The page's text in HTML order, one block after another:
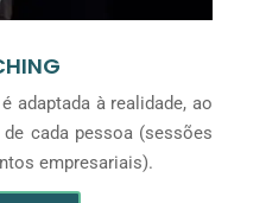
adaptada à realidade, ao
cada pessoa (sessões
empresariais).